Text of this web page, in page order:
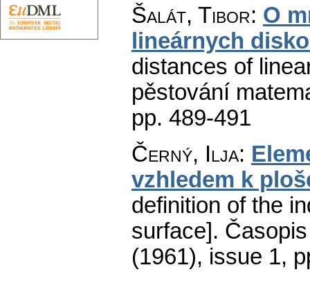
Šalát, Tibor: O
lineárnych
distances of
pěstování
pp. 489-491
Černý, Ilja:
vzhledem k
definition of the
surface].
(1961), issue 1,